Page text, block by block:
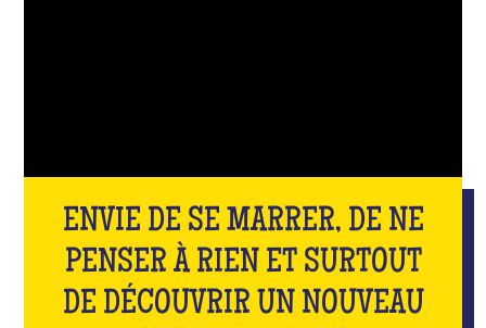
ENVIE DE SE MARRER, DE NE
PENSER À RIEN ET SURTOUT
DE DÉCOUVRIR UN NOUVEAU